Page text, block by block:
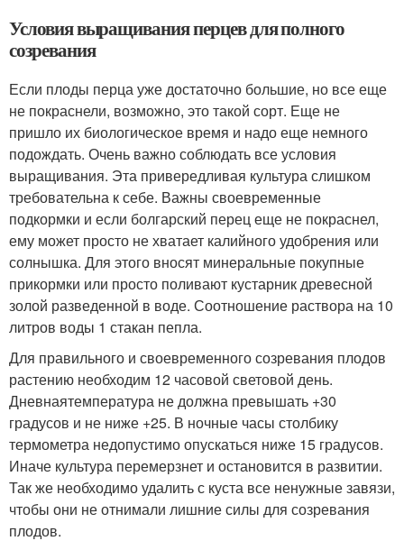
Условия выращивания перцев для полного
созревания
Если плоды перца уже достаточно большие, но все еще
не покраснели, возможно, это такой сорт. Еще не
пришло их биологическое время и надо еще немного
подождать. Очень важно соблюдать все условия
выращивания. Эта привередливая культура слишком
требовательна к себе. Важны своевременные
подкормки и если болгарский перец еще не покраснел,
ему может просто не хватает калийного удобрения или
солнышка. Для этого вносят минеральные покупные
прикормки или просто поливают кустарник древесной
золой разведенной в воде. Соотношение раствора на 10
литров воды 1 стакан пепла.
Для правильного и своевременного созревания плодов
растению необходим 12 часовой световой день.
Дневнаятемпература не должна превышать +30
градусов и не ниже +25. В ночные часы столбику
термометра недопустимо опускаться ниже 15 градусов.
Иначе культура перемерзнет и остановится в развитии.
Так же необходимо удалить с куста все ненужные завязи,
чтобы они не отнимали лишние силы для созревания
плодов.